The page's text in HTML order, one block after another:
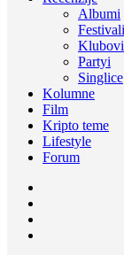
Albumi
Festivali
Klubovi
Partyi
Singlice
Kolumne
Film
Kripto teme
Lifestyle
Forum